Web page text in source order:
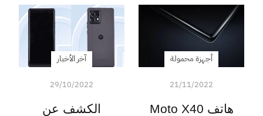
أجهزة محمولة
21/11/2022
هاتف Moto X40
آخر الأخبار
29/10/2022
الكشف عن